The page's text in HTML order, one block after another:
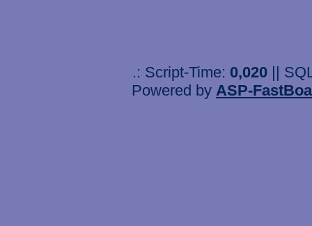
.: Script-Time: 0,020 ||
Powered by ASP-